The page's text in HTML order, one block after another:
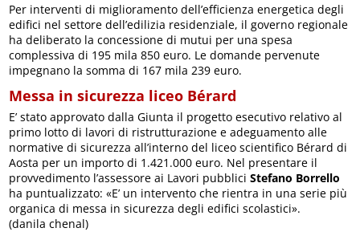
Per interventi di miglioramento dell’efficienza energetica degli
edifici nel settore dell’edilizia residenziale, il governo regionale
ha deliberato la concessione di mutui per una spesa
complessiva di 195 mila 850 euro. Le domande pervenute
impegnano la somma di 167 mila 239 euro.
Messa in sicurezza liceo Bérard
E’ stato approvato dalla Giunta il progetto esecutivo relativo al
primo lotto di lavori di ristrutturazione e adeguamento alle
normative di sicurezza all’interno del liceo scientifico Bérard di
Aosta per un importo di 1.421.000 euro. Nel presentare il
provvedimento l’assessore ai Lavori pubblici Stefano Borrello
ha puntualizzato: «E’ un intervento che rientra in una serie più
organica di messa in sicurezza degli edifici scolastici».
(danila chenal)